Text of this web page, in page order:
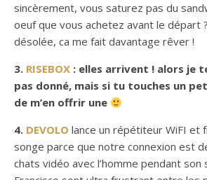
sincèrement, vous saturez pas du
oeuf que vous achetez avant le départ
désolée, ca me fait davantage rêver !
3. RISEBOX : elles arrivent ! alors je
pas donné, mais si tu touches un
de m’en offrir une
4. DEVOLO lance un répétiteur WiFI et
songe parce que notre connexion est
chats vidéo avec l’homme pendant son